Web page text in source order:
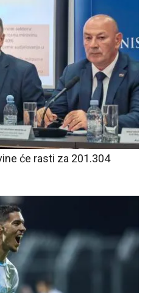
će rasti za 201.304